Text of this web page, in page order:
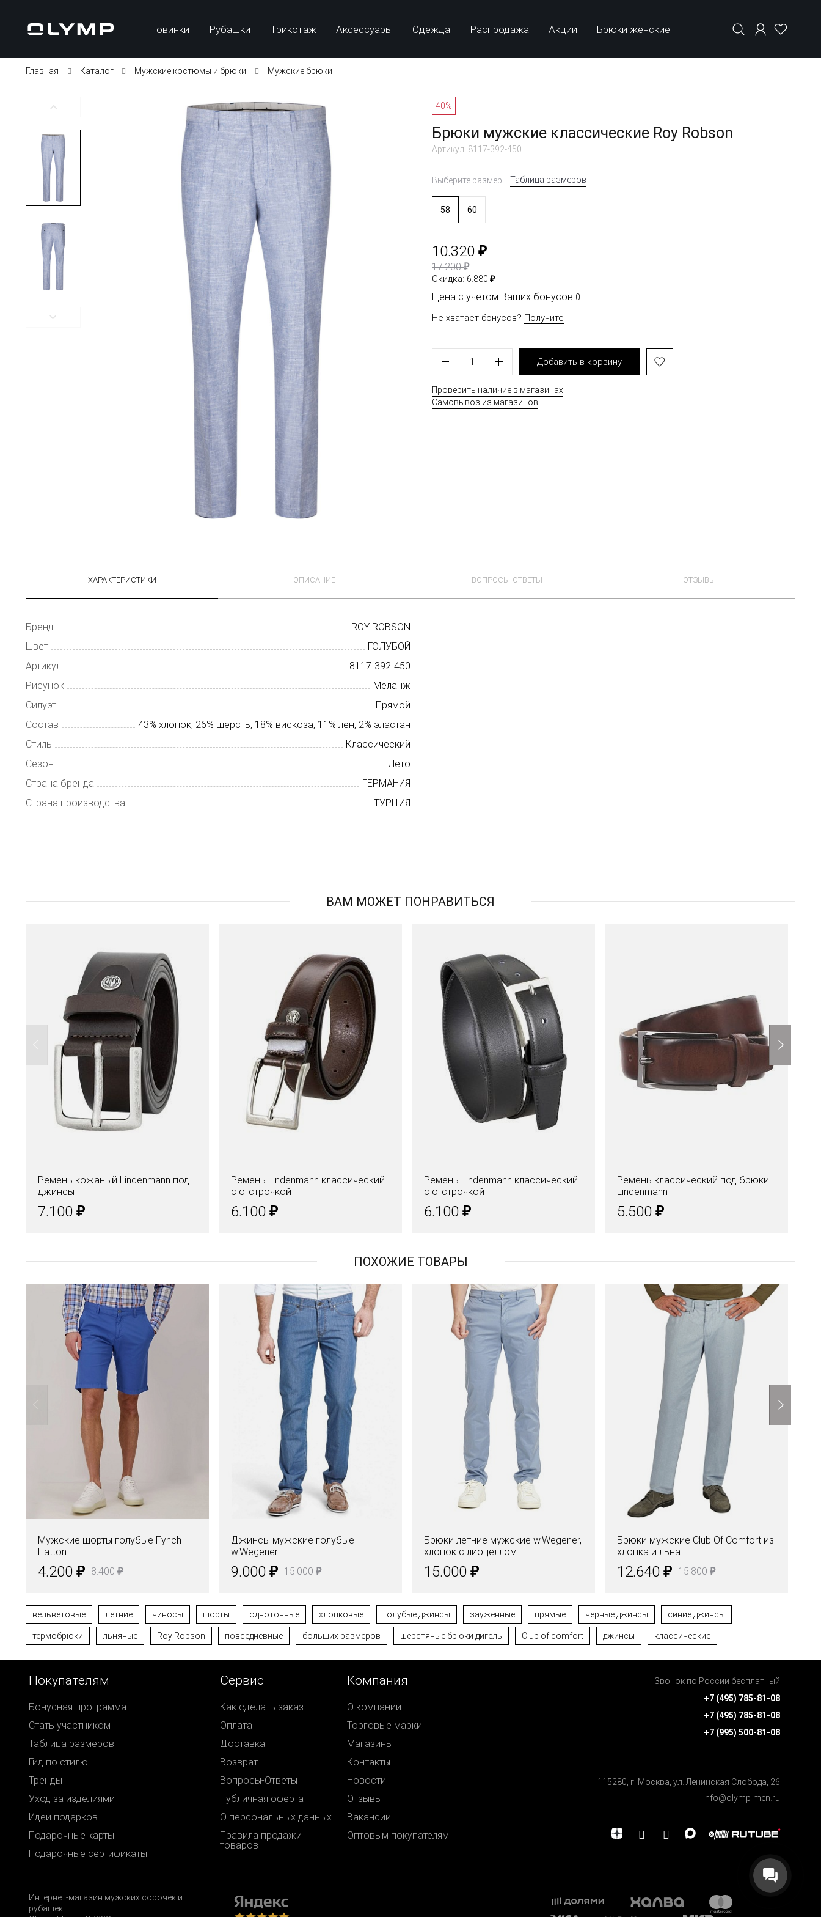
Новинки Рубашки Трикотаж Аксессуары Одежда Распродажа Акции Брюки женские
Главная Каталог Мужские костюмы и брюки Мужские брюки
40%
Брюки мужские классические Roy Robson
Артикул: 8117-392-450
Выберите размер: Таблица размеров
58 60
10.320 ₽
17.200₽
Скидка: 6.880 ₽
Цена с учетом Ваших бонусов 0
Не хватает бонусов? Получите
1 Добавить в корзину
Проверить наличие в магазинах
Самовывоз из магазинов
ХАРАКТЕРИСТИКИ ОПИСАНИЕ ВОПРОСЫ-ОТВЕТЫ ОТЗЫВЫ
Бренд
ROY ROBSON
Цвет
ГОЛУБОЙ
Артикул
8117-392-450
Рисунок
Меланж
Силуэт
Прямой
Состав
43% хлопок, 26% шерсть, 18% вискоза, 11% лён, 2% эластан
Стиль
Классический
Сезон
Лето
Страна бренда
ГЕРМАНИЯ
Страна производства
ТУРЦИЯ
ВАМ МОЖЕТ ПОНРАВИТЬСЯ
Ремень кожаный Lindenmann под
джинсы
7.100 ₽
Ремень Lindenmann классический
с отстрочкой
6.100 ₽
Ремень Lindenmann классический
с отстрочкой
6.100 ₽
Ремень классический под брюки
Lindenmann
5.500 ₽
ПОХОЖИЕ ТОВАРЫ
Мужские шорты голубые Fynch-
Hatton
4.200 ₽ 8.400₽
Джинсы мужские голубые
w.Wegener
9.000 ₽ 15.000₽
Брюки летние мужские w.Wegener,
хлопок с лиоцеллом
15.000 ₽
Брюки мужские Club Of Comfort из
хлопка и льна
12.640 ₽ 15.800₽
вельветовые летние чиносы шорты однотонные хлопковые голубые джинсы зауженные прямые черные джинсы синие джинсы
термобрюки льняные Roy Robson повседневные больших размеров шерстяные брюки дигель Club of comfort джинсы классические
Покупателям
Бонусная программа
Стать участником
Таблица размеров
Гид по стилю
Тренды
Уход за изделиями
Идеи подарков
Подарочные карты
Подарочные сертификаты
Сервис
Как сделать заказ
Оплата
Доставка
Возврат
Вопросы-Ответы
Публичная оферта
О персональных данных
Правила продажи
товаров
Компания
О компании
Торговые марки
Магазины
Контакты
Новости
Отзывы
Вакансии
Оптовым покупателям
Звонок по России бесплатный
+7 (495) 785-81-08
+7 (495) 785-81-08
+7 (995) 500-81-08
115280, г. Москва, ул. Ленинская Cлобода, 26
info@olymp-men.ru
Интернет-магазин мужских сорочек и
рубашек